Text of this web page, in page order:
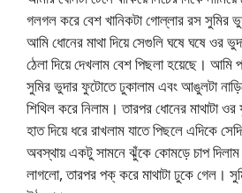
গলগল করে বেশ খানিকটা গোল্লার রস সুমির
আমি ধোনের মাথা দিয়ে সেগুলি ঘষে ঘষে ওর
ঠেলা দিয়ে দেখলাম বেশ পিছলা হয়েছে।
সুমির ভুদার ফুটোতে ঢুকালাম এবং আঙুলটা
শিথিল করে নিলাম। তারপর ধোনের মাথাটা
হাত দিয়ে ধরে রাখলাম যাতে পিছলে এদিকে
অবস্থায় একটু সামনে ঝুঁকে কোমড়ে চাপ
লাগলো, তারপর পক্ করে মাথাটা ঢুকে গেল।